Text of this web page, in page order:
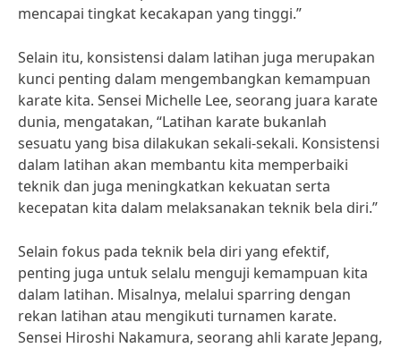
mencapai tingkat kecakapan yang tinggi.”
Selain itu, konsistensi dalam latihan juga merupakan
kunci penting dalam mengembangkan kemampuan
karate kita. Sensei Michelle Lee, seorang juara karate
dunia, mengatakan, “Latihan karate bukanlah
sesuatu yang bisa dilakukan sekali-sekali. Konsistensi
dalam latihan akan membantu kita memperbaiki
teknik dan juga meningkatkan kekuatan serta
kecepatan kita dalam melaksanakan teknik bela diri.”
Selain fokus pada teknik bela diri yang efektif,
penting juga untuk selalu menguji kemampuan kita
dalam latihan. Misalnya, melalui sparring dengan
rekan latihan atau mengikuti turnamen karate.
Sensei Hiroshi Nakamura, seorang ahli karate Jepang,